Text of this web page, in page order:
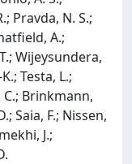
Pravda, N. S.;
A.;
Wijeysundera,
Testa, L.;
Brinkmann,
Saia, F.; Nissen,
J.;